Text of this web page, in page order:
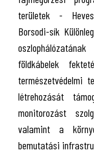
területek -
Borsodi-sík
földkábelek
természetvédelmi
létrehozását
monitorozást
valamint a
bemutatási